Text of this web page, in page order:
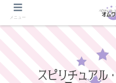
メニュー